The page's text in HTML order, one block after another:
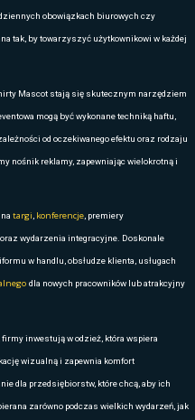
usługowych kluczowe jest
odporne na częste
tam, gdzie strój
O
EVENTÓW
branżowych koszula z
poziom prezencji.
i lubiany nośnik reklamy.